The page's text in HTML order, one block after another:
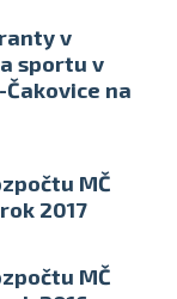
v
sportu v
na
MČ
2017
MČ